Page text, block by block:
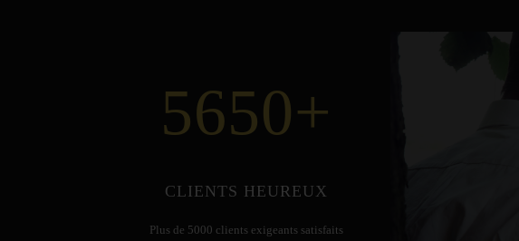
5650+
CLIENTS HEUREUX
Plus de 5000 clients exigeants satisfaits